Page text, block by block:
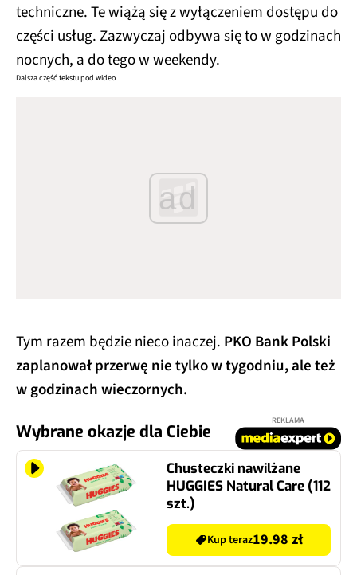
techniczne. Te wiążą się z wyłączeniem dostępu do
części usług. Zazwyczaj odbywa się to w godzinach
nocnych, a do tego w weekendy.
Dalsza część tekstu pod wideo
ad
Tym razem będzie nieco inaczej. PKO Bank Polski
zaplanował przerwę nie tylko w tygodniu, ale też
w godzinach wieczornych.
Wybrane okazje dla Ciebie
REKLAMA
Chusteczki nawilżane
HUGGIES Natural Care (112
szt.)
Kup teraz19.98 zł